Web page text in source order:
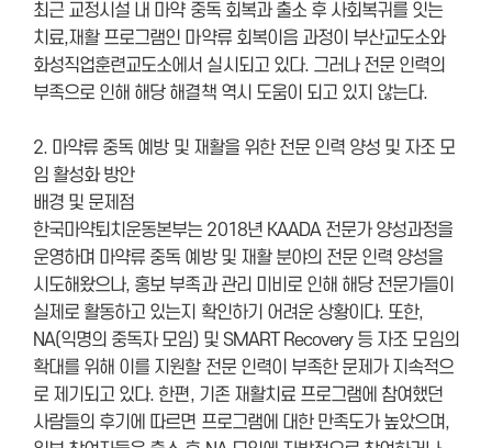
최근 교정시설 내 마약 중독 회복과 출소 후 사회복귀를 잇는
치료,재활 프로그램인 마약류 회복이음 과정이 부산교도소와
화성직업훈련교도소에서 실시되고 있다. 그러나 전문 인력의
부족으로 인해 해당 해결책 역시 도움이 되고 있지 않는다.
2. 마약류 중독 예방 및 재활을 위한 전문 인력 양성 및 자조 모
임 활성화 방안
배경 및 문제점
한국마약퇴치운동본부는 2018년 KAADA 전문가 양성과정을
운영하며 마약류 중독 예방 및 재활 분야의 전문 인력 양성을
시도해왔으나, 홍보 부족과 관리 미비로 인해 해당 전문가들이
실제로 활동하고 있는지 확인하기 어려운 상황이다. 또한,
NA(익명의 중독자 모임) 및 SMART Recovery 등 자조 모임의
확대를 위해 이를 지원할 전문 인력이 부족한 문제가 지속적으
로 제기되고 있다. 한편, 기존 재활치료 프로그램에 참여했던
사람들의 후기에 따르면 프로그램에 대한 만족도가 높았으며,